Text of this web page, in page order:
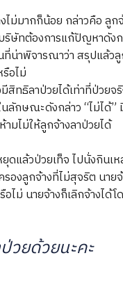
ม่มากก็น้อย กล่าวคือ ลู
ษัทต้องการแก้ปัญหาดัง
น่าพิจารณาว่า สรุปแล้ว
อไม่
สิทธิลาป่วยได้เท่าที่ป่วย
ลักษณะดังกล่าว “ไม่ได้”
มไม่ให้ลูกจ้างลาป่วยได้
แล้วป่วยเท็จ ไปนั่งกินเ
งลูกจ้างที่ไม่สุจริต นาย
ม่ นายจ้างก็เลิกจ้างได้โ
วยด้วยนะคะ